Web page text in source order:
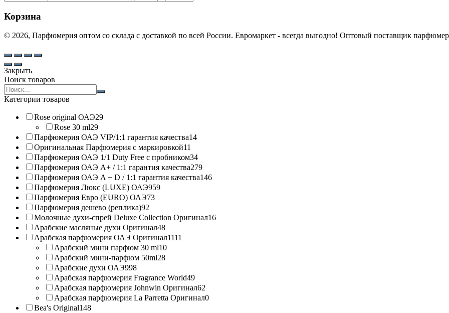
Корзина
© 2026, Парфюмерия оптом со склада с доставкой по всей России. Евромаркет - всегда выгодно! Оптовый поставщик
Закрыть
Поиск товаров
Search
products:
Категории товаров
Rose original ОАЭ29
Rose 30 ml29
Парфюмерия ОАЭ VIP/1:1 гарантия качества14
Оригинальная Парфюмерия с маркировкой11
Парфюмерия ОАЭ 1/1 Duty Free с пробником34
Парфюмерия ОАЭ A+ / 1:1 гарантия качества279
Парфюмерия ОАЭ A + D / 1:1 гарантия качества146
Парфюмерия Люкс (LUXE) ОАЭ959
Парфюмерия Евро (EURO) ОАЭ73
Парфюмерия дешево (реплика)92
Молочные духи-спрей Deluxe Collection Оригинал16
Арабские масляные духи Оригинал48
Арабская парфюмерия ОАЭ Оригинал1111
Арабский мини парфюм 30 ml10
Арабский мини-парфюм 50ml28
Арабские духи ОАЭ998
Арабская парфюмерия Fragrance World49
Арабская парфюмерия Johnwin Оригинал62
Арабская парфюмерия La Parretta Оригинал0
Bea's Original148